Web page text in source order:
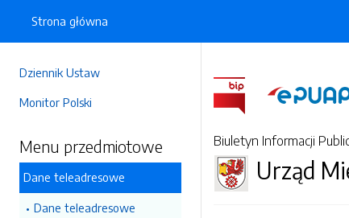
Dziennik Ustaw
Monitor Polski
Menu przedmiotowe
Dane teleadresowe
Dane teleadresowe
Strona główna
Biuletyn Informacji
Urząd